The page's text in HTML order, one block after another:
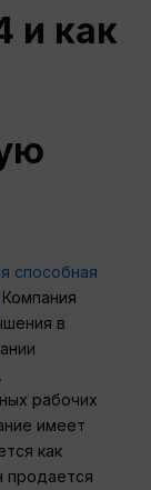
и как
способная
Компания
в
рабочих
имеет
как
продается